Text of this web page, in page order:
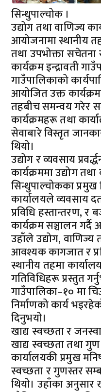
सिन्धुपाल्चोक ।
उद्योग तथा वाणिज्य
आयोजनामा स्थानीय
तथा उपभोक्ता सचेतना
कार्यक्रम इन्द्रावती
गाउँपालिकाको
आयोजित उक्त
तहबीच समन्वय गरेर
कार्यक्रमहरू तथा
सेवाबारे विस्तृत
थियो।
​उद्योग र व्यवसाय
​कार्यक्रममा उद्योग
सिन्धुपाल्चोकका प्रमुख
कार्यालयले व्यवसाय
प्रविधि हस्तान्तरण,
कार्यक्रम सञ्चालन
उहाँले उद्योग, वाणिज्य
आवश्यक कागजात र
स्थानीय तहमा
गतिविधिहरू प्रस्तुत
गाउँपालिका–१० मा
निर्माणको कार्य
दिनुभयो।
​खाद्य स्वच्छता र
​खाद्य स्वच्छता तथा
कार्यालयकी प्रमुख
स्वच्छता र गुणस्तर
थियो। उहाँका अनुसार